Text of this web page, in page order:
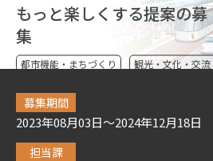
連携実績
会員制度
サテライトオフィスについて
もっと楽しくする提案の募
集
都市機能・まちづくり 観光・文化・交流
募集期間
2023年08月03日～2024年12月18日
担当課